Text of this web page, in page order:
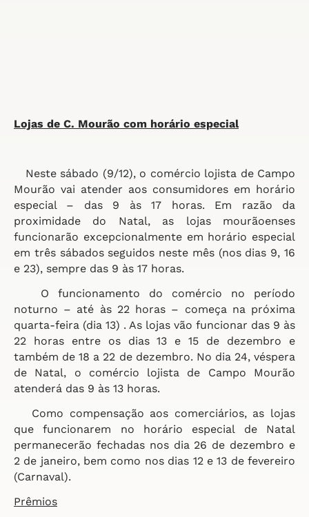
Lojas de C. Mourão com horário especial
Neste sábado (9/12), o comércio lojista de Campo
Mourão vai atender aos consumidores em horário
especial – das 9 às 17 horas. Em razão da
proximidade do Natal, as lojas mourãoenses
funcionarão excepcionalmente em horário especial
em três sábados seguidos neste mês (nos dias 9, 16
e 23), sempre das 9 às 17 horas.
O funcionamento do comércio no período
noturno – até às 22 horas – começa na próxima
quarta-feira (dia 13) . As lojas vão funcionar das 9 às
22 horas entre os dias 13 e 15 de dezembro e
também de 18 a 22 de dezembro. No dia 24, véspera
de Natal, o comércio lojista de Campo Mourão
atenderá das 9 às 13 horas.
Como compensação aos comerciários, as lojas
que funcionarem no horário especial de Natal
permanecerão fechadas nos dia 26 de dezembro e
2 de janeiro, bem como nos dias 12 e 13 de fevereiro
(Carnaval).
Prêmios